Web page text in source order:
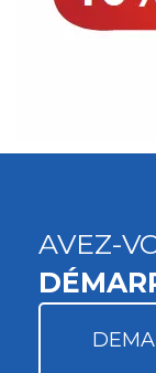
AVEZ-